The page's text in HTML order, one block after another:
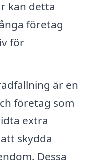
kan detta
företag
för
är en
företag som
extra
skydda
Dessa